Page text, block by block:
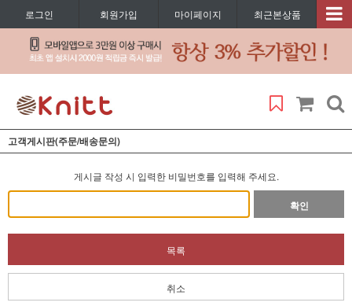
로그인 회원가입 마이페이지 최근본상품
고객게시판(주문/배송문의)
게시글 작성 시 입력한 비밀번호를 입력해 주세요.
확인
목록
취소